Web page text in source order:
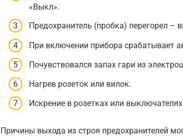
«Выкл».
Предохранитель (пробка) перегорел –
При включении прибора срабатывает
Почувствовался запах гари из
Нагрев розеток или вилок.
Искрение в розетках или
Причины выхода из строя предохранителей